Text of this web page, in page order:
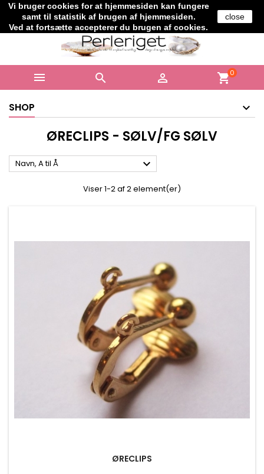
Vi bruger cookies for at hjemmesiden kan fungere
samt til statistik af brugen af hjemmesiden.
Ved at fortsætte accepterer du brugen af cookies.
close
Telefon: +45 61706364
   shopping_cart0
SHOP
ØRECLIPS - SØLV/FG SØLV
Navn, A til Å 
Viser 1-2 af 2 element(er)
ØRECLIPS